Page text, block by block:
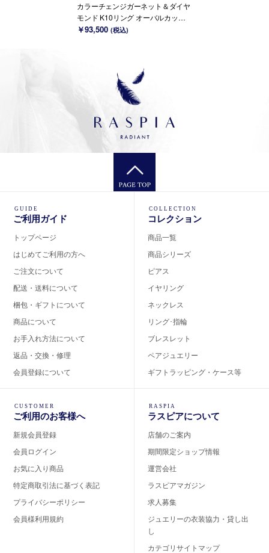
カラーチェンジガーネット＆ダイヤ
モンド K10リング オーバルカット ~
Ello Ulmia~ 1月誕生石(K18/PT変更
￥93,500(税込)
GUIDE
ご利用ガイド
トップページ
はじめてご利用の方へ
ご注文について
配送・送料について
梱包・ギフトについて
商品について
お手入れ方法について
返品・交換・修理
会員登録について
COLLECTION
コレクション
商品一覧
商品シリーズ
ピアス
イヤリング
ネックレス
リング･指輪
ブレスレット
ペアジュエリー
ギフトラッピング・ケース等
CUSTOMER
ご利用のお客様へ
新規会員登録
会員ログイン
お気に入り商品
特定商取引法に基づく表記
プライバシーポリシー
会員様利用規約
RASPIA
ラスピアについて
店舗のご案内
期間限定ショップ情報
運営会社
ラスピアマガジン
求人募集
ジュエリーの衣装協力・貸し出
し
カテゴリサイトマップ